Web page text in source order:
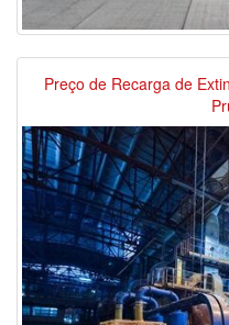
Preço de Recarga de